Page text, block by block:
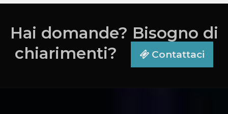
Hai domande? Bisogno di
chiarimenti?
Contattaci